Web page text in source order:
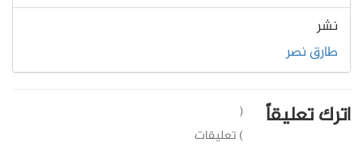
نشر
طارق نصر
اترك تعليقاً
(
) تعليقات